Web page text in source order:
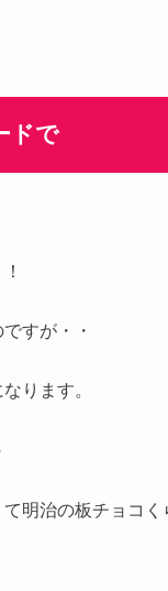
ドで
すが・・
ります。
明治の板チョコ